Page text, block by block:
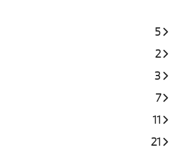
5
2
3
7
11
21